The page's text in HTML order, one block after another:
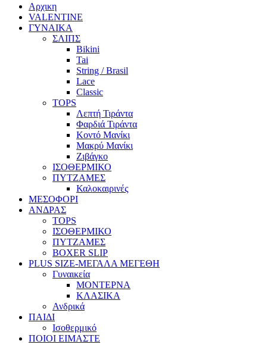
Αρχικη
VALENTINE
ΓΥΝΑΙΚΑ
ΣΛΙΠΣ
Bikini
Tai
String / Brasil
Lace
Classic
TOPS
Λεπτή Τιράντα
Φαρδιά Τιράντα
Κοντό Μανίκι
Μακρύ Μανίκι
Ζιβάγκο
ΙΣΟΘΕΡΜΙΚΟ
ΠΥΤΖΑΜΕΣ
Καλοκαιρινές
ΜΕΣΟΦΟΡΙ
ΑΝΔΡΑΣ
TOPS
ΙΣΟΘΕΡΜΙΚΟ
ΠΥΤΖΑΜΕΣ
BOXER SLIP
PLUS SIZE-ΜΕΓΑΛΑ ΜΕΓΕΘΗ
Γυναικεία
ΜΟΝΤΕΡΝΑ
ΚΛΑΣΙΚΑ
Ανδρικά
ΠΑΙΔΙ
Ισοθερμικό
ΠΟΙΟΙ ΕΙΜΑΣΤΕ